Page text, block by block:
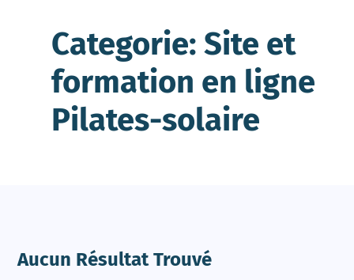
Categorie: Site et
formation en ligne
Pilates-solaire
Aucun Résultat Trouvé